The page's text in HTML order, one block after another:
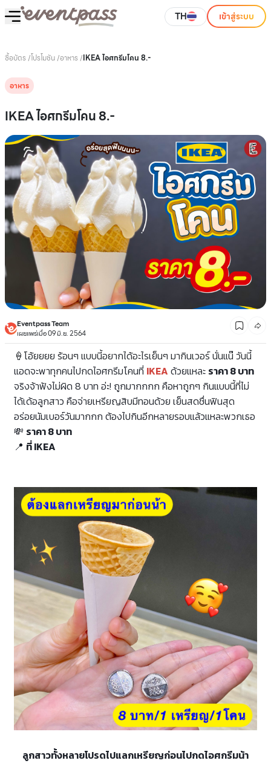
TH เข้าสู่ระบบ
ซื้อบัตร /โปรโมชัน/อาหาร /IKEA ไอศกรีมโคน 8.-
อาหาร
IKEA ไอศกรีมโคน 8.-
Eventpass Team
เผยแพร่เมื่อ 09 มิ.ย. 2564
🍦โอ้ยยยย ร้อนๆ แบบนี้อยากได้อะไรเย็นๆ มากินเวอร์ นั่นแน๊ วันนี้
แอดจะพาทุกคนไปกดไอศกรีมโคนที่ IKEA ด้วยแหละ ราคา 8 บาท
จริงจ้าฟังไม่ผิด 8 บาท อ่ะ! ถูกมากกกก คือหาถูกๆ กินแบบนี้ที่ไม่
ได้เด้อลูกสาว คือจ่ายเหรียญสิบมีทอนด้วย เย็นสดชื่นฟินสุด
อร่อยนัมเบอร์วันมากกก ต้องไปกินอีกหลายรอบแล้วแหละพวกเธอ
💸 ราคา 8 บาท
📍 ที่ IKEA
ลูกสาวทั้งหลายโปรดไปแลกเหรียญก่อนไปกดไอศกรีมน้า